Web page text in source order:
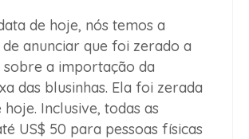
de hoje, nós temos a
anunciar que foi zerado a
a importação da
das blusinhas. Ela foi zerada
Inclusive, todas as
US$ 50 para pessoas físicas